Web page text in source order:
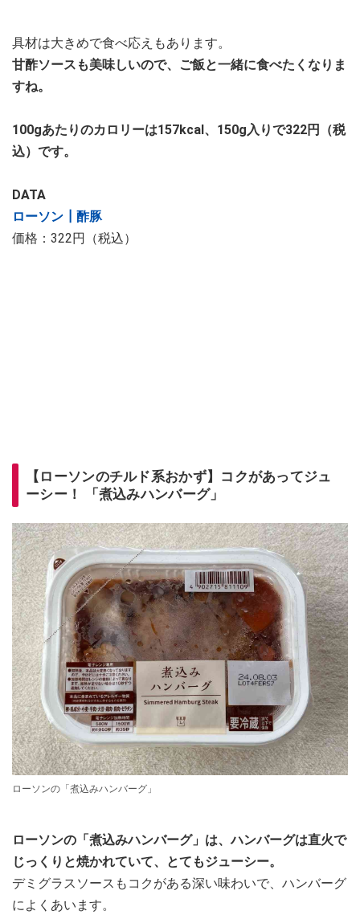
具材は大きめで食べ応えもあります。
甘酢ソースも美味しいので、ご飯と一緒に食べたくなりま
すね。
100gあたりのカロリーは157kcal、150g入りで322円（税
込）です。
DATA
ローソン┃酢豚
価格：322円（税込）
【ローソンのチルド系おかず】コクがあってジュ
ーシー！ 「煮込みハンバーグ」
ローソンの「煮込みハンバーグ」
ローソンの「煮込みハンバーグ」は、ハンバーグは直火で
じっくりと焼かれていて、とてもジューシー。
デミグラスソースもコクがある深い味わいで、ハンバーグ
によくあいます。